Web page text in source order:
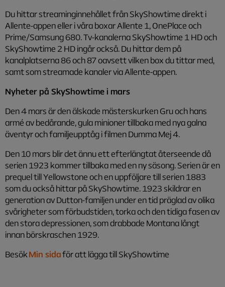
Du hittar streaminginnehållet från SkyShowtime direkt i
Allente-appen eller i våra boxar Allente 1, OnePlace och
Prime/Samsung 680. Tv-kanalerna SkyShowtime 1 HD och
SkyShowtime 2 HD ingår också. Du hittar dem på
kanalplatserna 86 och 87 oavsett vilken box du tittar med,
samt som streamade kanaler via Allente-appen.
Nyheter på SkyShowtime i mars
Den 4 mars är den älskade mästerskurken Gru och hans
armé av bedårande, gula minioner tillbaka med nya galna
äventyr och familjeupptåg i filmen Dumma Mej 4.
Den 10 mars blir det ännu ett efterlängtat återseende då
serien 1923 kommer tillbaka med en ny säsong. Serien är en
prequel till Yellowstone och en uppföljare till serien 1883
som du också hittar på SkyShowtime. 1923 skildrar en
generation av Dutton-familjen under en tid präglad av olika
svårigheter som förbudstiden, torka och den tidiga fasen av
den stora depressionen, som drabbade Montana långt
innan börskraschen 1929.
BesökMin sidaför att lägga till SkyShowtime